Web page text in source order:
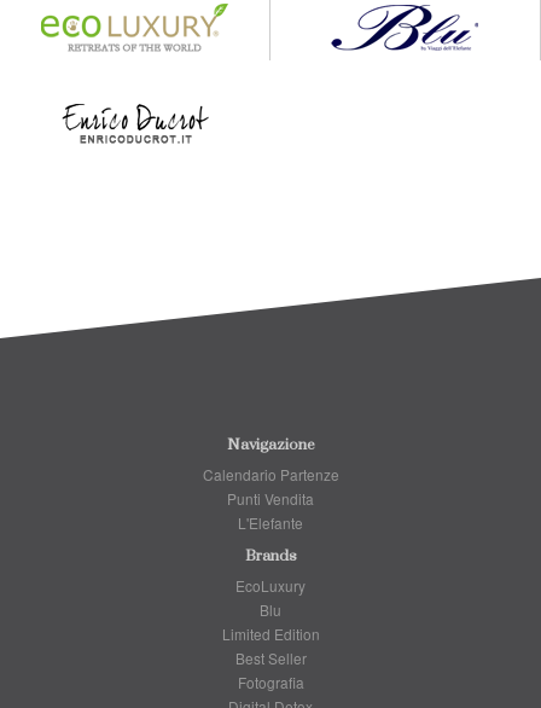
Navigazione
Calendario Partenze
Punti Vendita
L'Elefante
Brands
EcoLuxury
Blu
Limited Edition
Best Seller
Fotografia